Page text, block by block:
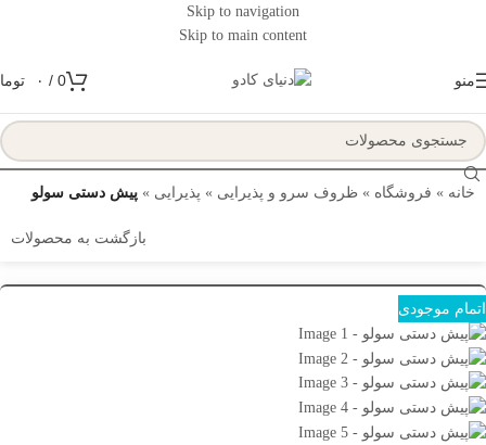
Skip to navigation
Skip to main content
منو 0
/ ۰
خانه » فروشگاه » ظروف سرو و پذیرایی » پذیرایی » پیش دستی سولو
بازگشت به محصولات
اتمام موجودی